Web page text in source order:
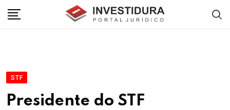
STF
Presidente do STF